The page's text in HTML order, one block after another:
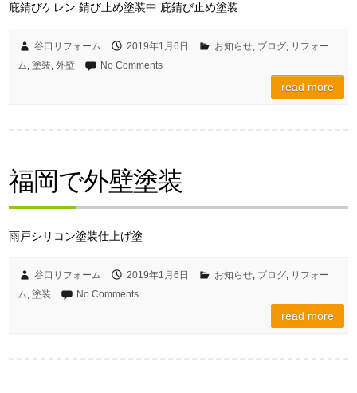
庇錆びケレン 錆び止め塗装中 庇錆び止め塗装
谷口リフォーム 2019年1月6日 お知らせ, ブログ, リフォー
ム, 塗装, 外壁 No Comments
read more
福岡で外壁塗装
雨戸シリコン塗装仕上げ塗
谷口リフォーム 2019年1月6日 お知らせ, ブログ,
リフォー
ム 塗装 No Comments
read more